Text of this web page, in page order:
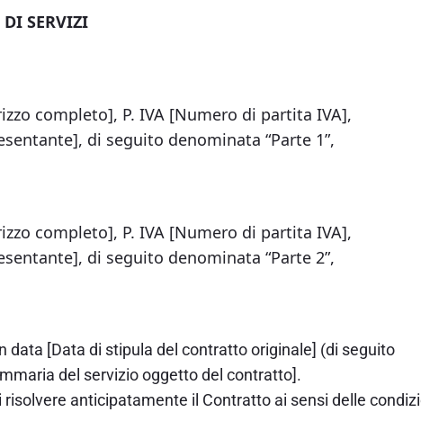
DI SERVIZI
completo], P. IVA [Numero di partita IVA],
di seguito denominata “Parte 1”,
completo], P. IVA [Numero di partita IVA],
di seguito denominata “Parte 2”,
data [Data di stipula del contratto originale] (di seguito
del servizio oggetto del contratto].
anticipatamente il Contratto ai sensi delle